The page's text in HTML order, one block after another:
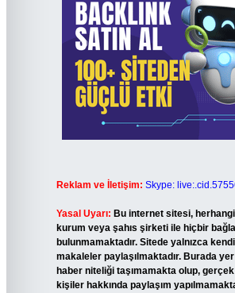
Reklam ve İletişim: Skype:
Yasal Uyarı: Bu internet sitesi,
kurum veya şahıs şirketi ile hiçbir
bulunmamaktadır. Sitede yalnızca kendi
makaleler paylaşılmaktadır. Burada
haber niteliği taşımamakta olup,
kişiler hakkında paylaşım